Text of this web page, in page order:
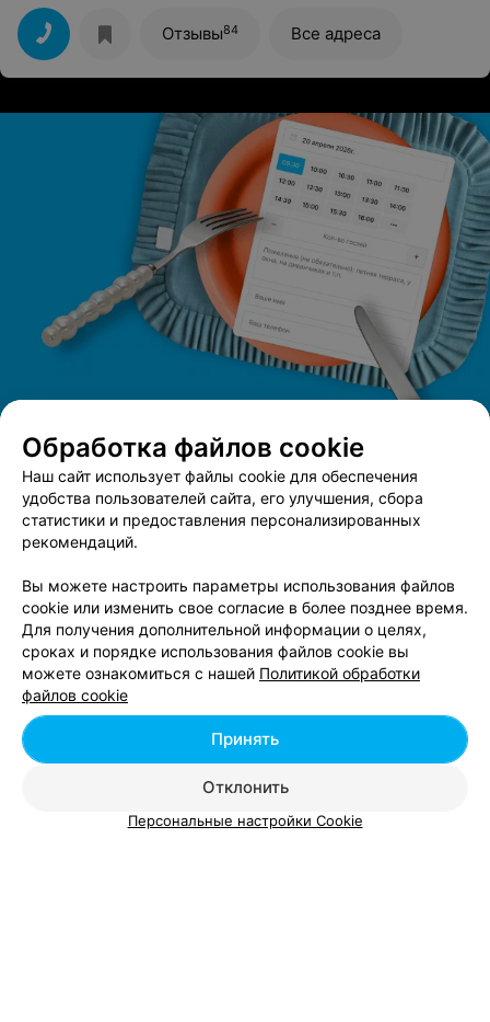
сказать, какие-то вообще новые ощущения и
расслабился так, что забыл какой день недели и что
планировал на вечер.))Огромная благодарность
персоналу за атмосферу и очень деликатный сервис.
Однозначно приду еще и не раз!
Отзывы84 Все адреса
ЭФФЕКТИВНАЯ РЕКЛАМА НА САЙТЕ
Добавить компанию
Добавить специалиста
Обработка файлов cookie
Наш сайт использует файлы cookie для обеспечения
удобства пользователей сайта, его улучшения, сбора
статистики и предоставления персонализированных
рекомендаций.
Вы можете настроить параметры использования файлов
cookie или изменить свое согласие в более позднее время.
Для получения дополнительной информации о целях,
сроках и порядке использования файлов cookie вы
можете ознакомиться с нашей Политикой обработки
файлов cookie
Отклонить
Принять
Персональные настройки Cookie